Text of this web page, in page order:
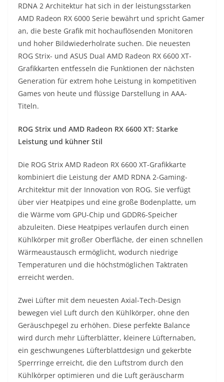
RDNA 2 Architektur hat sich in der leistungsstarken
AMD Radeon RX 6000 Serie bewährt und spricht Gamer
an, die beste Grafik mit hochauflösenden Monitoren
und hoher Bildwiederholrate suchen. Die neuesten
ROG Strix- und ASUS Dual AMD Radeon RX 6600 XT-
Grafikkarten entfesseln die Funktionen der nächsten
Generation für extrem hohe Leistung in kompetitiven
Games von heute und flüssige Darstellung in AAA-
Titeln.
ROG Strix und AMD Radeon RX 6600 XT: Starke
Leistung und kühner Stil
Die ROG Strix AMD Radeon RX 6600 XT-Grafikkarte
kombiniert die Leistung der AMD RDNA 2-Gaming-
Architektur mit der Innovation von ROG. Sie verfügt
über vier Heatpipes und eine große Bodenplatte, um
die Wärme vom GPU-Chip und GDDR6-Speicher
abzuleiten. Diese Heatpipes verlaufen durch einen
Kühlkörper mit großer Oberfläche, der einen schnellen
Wärmeaustausch ermöglicht, wodurch niedrige
Temperaturen und die höchstmöglichen Taktraten
erreicht werden.
Zwei Lüfter mit dem neuesten Axial-Tech-Design
bewegen viel Luft durch den Kühlkörper, ohne den
Geräuschpegel zu erhöhen. Diese perfekte Balance
wird durch mehr Lüfterblätter, kleinere Lüfternaben,
ein geschwungenes Lüfterblattdesign und gekerbte
Sperrringe erreicht, die den Luftstrom durch den
Kühlkörper optimieren und die Luft geräuscharm